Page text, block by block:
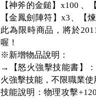
【神斧的金鎚】x100
【金鳳劍陣符】x3、【
此為限時商品，將於
喔！
※新增物品說明：
→【怒火強擊技能書】
火強擊技能，不限職業使
技能說明：物理攻擊